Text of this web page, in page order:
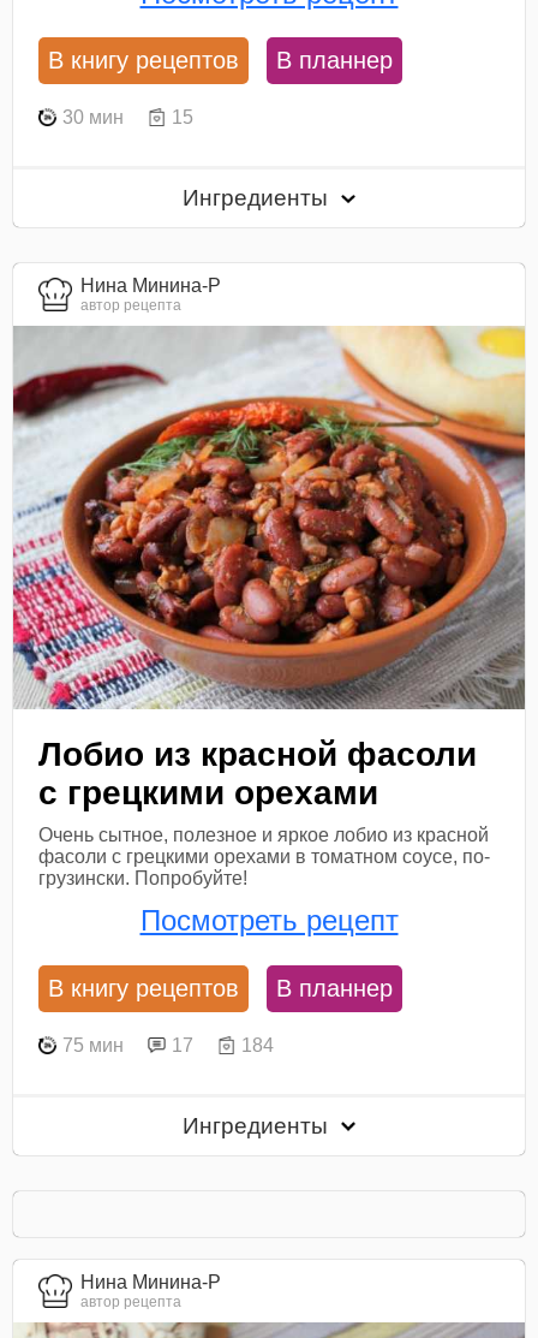
В книгу рецептов В планнер
30 мин 15
Ингредиенты
Нина Минина-Р
автор рецепта
Лобио из красной фасоли
с грецкими орехами
Очень сытное, полезное и яркое лобио из красной
фасоли с грецкими орехами в томатном соусе, по-
грузински. Попробуйте!
Посмотреть рецепт
В книгу рецептов В планнер
75 мин 17 184
Ингредиенты
Нина Минина-Р
автор рецепта